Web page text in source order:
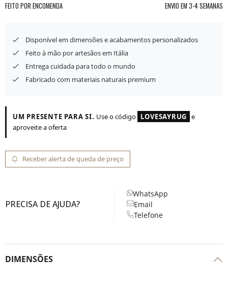
FEITO POR ENCOMENDA ENVIO EM 3-4 SEMANAS
Disponível em dimensões e acabamentos personalizados
Feito à mão por artesãos em Itália
Entrega cuidada para todo o mundo
Fabricado com materiais naturais premium
UM PRESENTE PARA SI. Use o código LOVESAYRUG e
aproveite a oferta
Receber alerta de queda de preço
PRECISA DE AJUDA?
WhatsApp
Email
Telefone
DIMENSÕES